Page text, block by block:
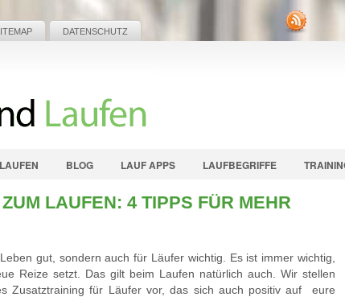
DATENSCHUTZ
BLOG LAUF APPS LAUFBEGRIFFE
LAUFEN: 4 TIPPS FÜR MEHR
gut, sondern auch für Läufer wichtig. Es ist immer wichtig,
Reize setzt. Das gilt beim Laufen natürlich auch. Wir stellen
Zusatztraining für Läufer vor, das sich auch positiv auf eure